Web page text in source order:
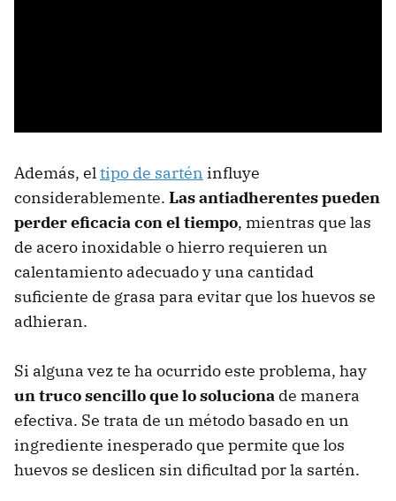
Además, eltipo de sartén influye
considerablemente. Las antiadherentes pueden
perder eficacia con el tiempo, mientras que las
de acero inoxidable o hierro requieren un
calentamiento adecuado y una cantidad
suficiente de grasa para evitar que los huevos se
adhieran.
Si alguna vez te ha ocurrido este problema, hay
un truco sencillo que lo soluciona de manera
efectiva. Se trata de un método basado en un
ingrediente inesperado que permite que los
huevos se deslicen sin dificultad por la sartén.